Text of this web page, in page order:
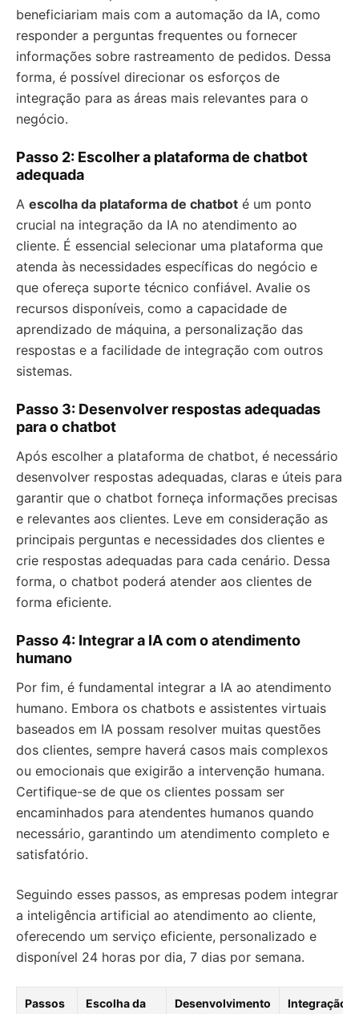
beneficiariam mais com a automação da IA, como
responder a perguntas frequentes ou fornecer
informações sobre rastreamento de pedidos. Dessa
forma, é possível direcionar os esforços de
integração para as áreas mais relevantes para o
negócio.
Passo 2: Escolher a plataforma de chatbot
adequada
A escolha da plataforma de chatbot é um ponto
crucial na integração da IA no atendimento ao
cliente. É essencial selecionar uma plataforma que
atenda às necessidades específicas do negócio e
que ofereça suporte técnico confiável. Avalie os
recursos disponíveis, como a capacidade de
aprendizado de máquina, a personalização das
respostas e a facilidade de integração com outros
sistemas.
Passo 3: Desenvolver respostas adequadas
para o chatbot
Após escolher a plataforma de chatbot, é necessário
desenvolver respostas adequadas, claras e úteis para
garantir que o chatbot forneça informações precisas
e relevantes aos clientes. Leve em consideração as
principais perguntas e necessidades dos clientes e
crie respostas adequadas para cada cenário. Dessa
forma, o chatbot poderá atender aos clientes de
forma eficiente.
Passo 4: Integrar a IA com o atendimento
humano
Por fim, é fundamental integrar a IA ao atendimento
humano. Embora os chatbots e assistentes virtuais
baseados em IA possam resolver muitas questões
dos clientes, sempre haverá casos mais complexos
ou emocionais que exigirão a intervenção humana.
Certifique-se de que os clientes possam ser
encaminhados para atendentes humanos quando
necessário, garantindo um atendimento completo e
satisfatório.
Seguindo esses passos, as empresas podem integrar
a inteligência artificial ao atendimento ao cliente,
oferecendo um serviço eficiente, personalizado e
disponível 24 horas por dia, 7 dias por semana.
Passos
Escolha da
Desenvolvimento
Integração